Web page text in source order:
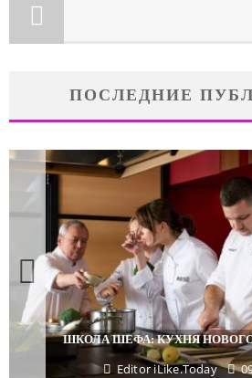
ПОСЛЕДНИЕ
ПОДАРКИ, КОТОРЫЕ ТОЧНО
МАЙСКИЕ
Editor iLike.Today